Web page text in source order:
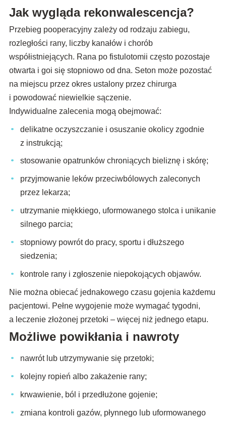
Jak wygląda rekonwalescencja?
Przebieg pooperacyjny zależy od rodzaju zabiegu,
rozległości rany, liczby kanałów i chorób
współistniejących. Rana po fistulotomii często pozostaje
otwarta i goi się stopniowo od dna. Seton może pozostać
na miejscu przez okres ustalony przez chirurga
i powodować niewielkie sączenie.
Indywidualne zalecenia mogą obejmować:
delikatne oczyszczanie i osuszanie okolicy zgodnie
z instrukcją;
stosowanie opatrunków chroniących bieliznę i skórę;
przyjmowanie leków przeciwbólowych zaleconych
przez lekarza;
utrzymanie miękkiego, uformowanego stolca i unikanie
silnego parcia;
stopniowy powrót do pracy, sportu i dłuższego
siedzenia;
kontrole rany i zgłoszenie niepokojących objawów.
Nie można obiecać jednakowego czasu gojenia każdemu
pacjentowi. Pełne wygojenie może wymagać tygodni,
a leczenie złożonej przetoki – więcej niż jednego etapu.
Możliwe powikłania i nawroty
nawrót lub utrzymywanie się przetoki;
kolejny ropień albo zakażenie rany;
krwawienie, ból i przedłużone gojenie;
zmiana kontroli gazów, płynnego lub uformowanego